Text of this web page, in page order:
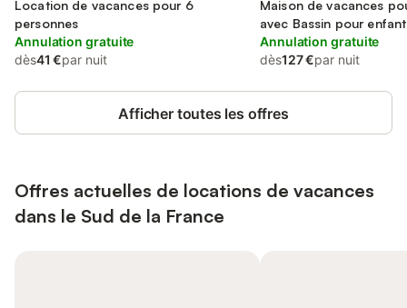
Location de vacances pour 6
personnes
Annulation gratuite
dès41 €par nuit
Pyrénées-Orientales
Maison de vacances
avec Bassin pour enfant
Annulation gratuite
dès127 €par nuit
Afficher toutes les offres
Offres actuelles de locations de vacances
dans le Sud de la France